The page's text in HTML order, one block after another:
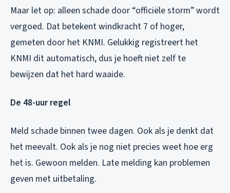
Maar let op: alleen schade door “officiële storm” wordt
vergoed. Dat betekent windkracht 7 of hoger,
gemeten door het KNMI. Gelukkig registreert het
KNMI dit automatisch, dus je hoeft niet zelf te
bewijzen dat het hard waaide.
De 48-uur regel
Meld schade binnen twee dagen. Ook als je denkt dat
het meevalt. Ook als je nog niet precies weet hoe erg
het is. Gewoon melden. Late melding kan problemen
geven met uitbetaling.